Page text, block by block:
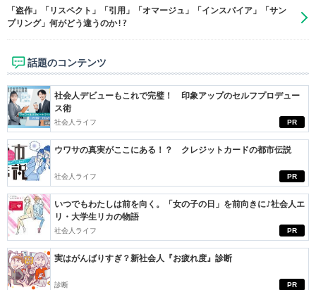
「盗作」「リスペクト」「引用」「オマージュ」「インスパイア」「サン
プリング」何がどう違うのか!?
話題のコンテンツ
PR
社会人デビューもこれで完璧！ 印象アップのセルフプロデュー
ス術
社会人ライフ
PR
ウワサの真実がここにある！？ クレジットカードの都市伝説
社会人ライフ
PR
いつでもわたしは前を向く。「女の子の日」を前向きに♪社会人エ
リ・大学生リカの物語
社会人ライフ
PR
実はがんばりすぎ？新社会人『お疲れ度』診断
診断